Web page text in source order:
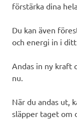
förstärka dina
Du kan även
och energi in i
Andas in ny kraft
nu.
När du andas ut,
släpper taget om